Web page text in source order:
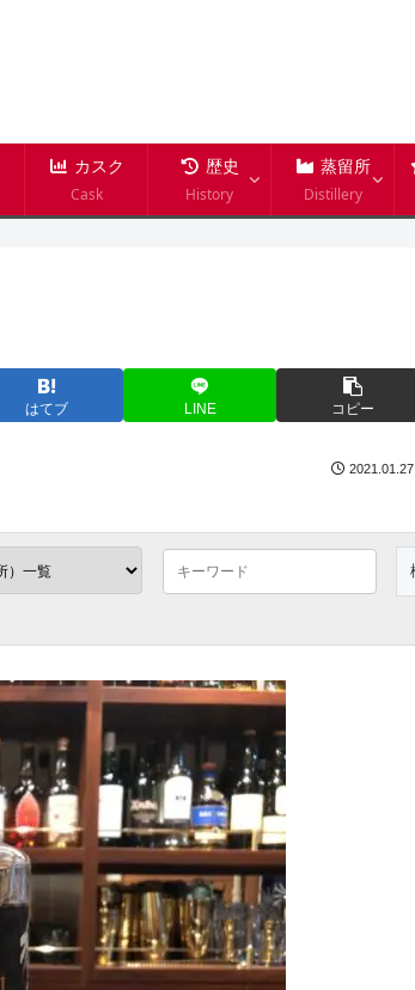
カスク
Cask
歴史
History
蒸留所
Distillery
はてブ LINE コピー
2021.01.27